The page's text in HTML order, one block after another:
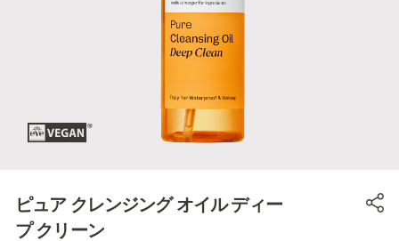
ピュア クレンジング オイル ディー
プ クリーン